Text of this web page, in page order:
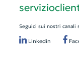
Seguici sui nostri canali
Linkedin